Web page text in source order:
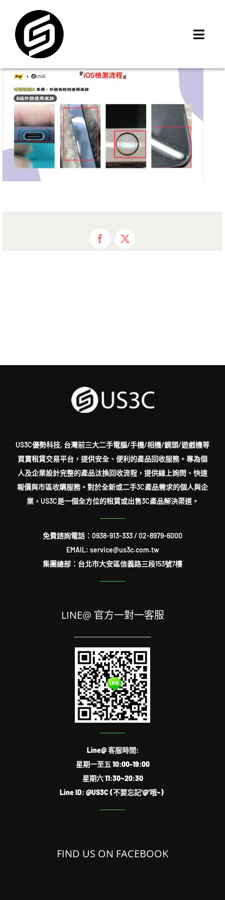
content
iMCheck APP
iPhone 回收價
線上商城
3C租賃
MSI 舊換新
Facebook
X
US3C優勢科技, 台灣前三大二手電腦/手機/相機/鏡頭/遊戲機等
買賣租賃交易平台，提供安全、便利的產品回收服務。專為個
人及企業設計完整的產品汰換回收流程，提供線上詢問、快速
報價與市區收購服務。對於全新或二手3C產品需求的個人與企
業，US3C是一個全方位的租賃或出售3C產品解決渠道。
免費諮詢電話： 0938-913-333/02-8979-6000
EMAIL: service@us3c.com.tw
集團總部：台北市大安區信義路三段153號7樓
LINE@ 官方一對一客服
Line@ 客服時間:
星期一至五 10:00-19:00
星期六 11:30~20:30
Line ID: @US3C (不要忘記‘@’哦~)
FIND US ON FACEBOOK